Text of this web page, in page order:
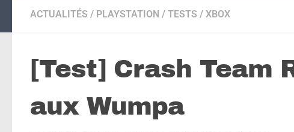
ACTUALITÉS / PLAYSTATION / TESTS / XBOX
[Test] Crash Team
aux Wumpa